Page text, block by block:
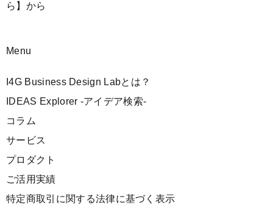
ら】 から
Menu
I4G Business Design Labとは？
IDEAS Explorer -アイデア検索-
コラム
サービス
プロダクト
ご活用実績
特定商取引に関する法律に基づく表示